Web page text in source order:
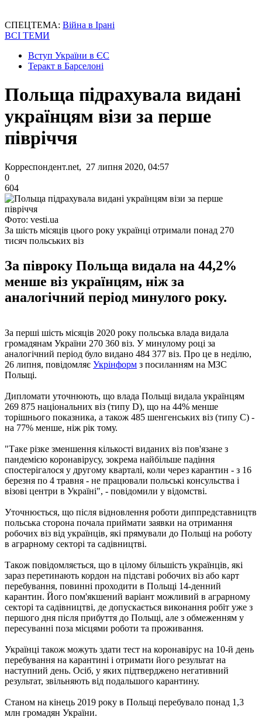
СПЕЦТЕМА: Війна в Ірані
ВСІ ТЕМИ
Вступ України в ЄС
Теракт в Барселоні
Польща підрахувала видані
українцям візи за перше
півріччя
Корреспондент.net, 27 липня 2020, 04:57
0
604
Фото: vesti.ua
За шість місяців цього року українці отримали понад 270
тисяч польських віз
За півроку Польща видала на 44,2%
менше віз українцям, ніж за
аналогічний період минулого року.
За перші шість місяців 2020 року польська влада видала
громадянам України 270 360 віз. У минулому році за
аналогічний період було видано 484 377 віз. Про це в неділю,
26 липня, повідомляє Укрінформ з посиланням на МЗС
Польщі.
Дипломати уточнюють, що влада Польщі видала українцям
269 875 національних віз (типу D), що на 44% менше
торішнього показника, а також 485 шенгенських віз (типу С) -
на 77% менше, ніж рік тому.
"Таке різке зменшення кількості виданих віз пов'язане з
пандемією коронавірусу, зокрема найбільше падіння
спостерігалося у другому кварталі, коли через карантин - з 16
березня по 4 травня - не працювали польські консульства і
візові центри в Україні", - повідомили у відомстві.
Уточнюється, що після відновлення роботи диппредставництв
польська сторона почала приймати заявки на отримання
робочих віз від українців, які прямували до Польщі на роботу
в аграрному секторі та садівництві.
Також повідомляється, що в цілому більшість українців, які
зараз перетинають кордон на підставі робочих віз або карт
перебування, повинні проходити в Польщі 14-денний
карантин. Його пом'якшений варіант можливий в аграрному
секторі та садівництві, де допускається виконання робіт уже з
першого дня після прибуття до Польщі, але з обмеженням у
пересуванні поза місцями роботи та проживання.
Українці також можуть здати тест на коронавірус на 10-й день
перебування на карантині і отримати його результат на
наступний день. Осіб, у яких підтверджено негативний
результат, звільняють від подальшого карантину.
Станом на кінець 2019 року в Польщі перебувало понад 1,3
млн громадян України.